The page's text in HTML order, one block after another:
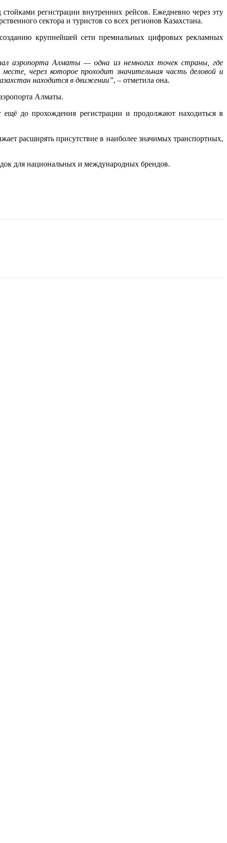
регистрации внутренних рейсов. Ежедневно через эту
сектора и туристов со всех регионов Казахстана.
крупнейшей сети премиальных цифровых рекламных
аэропорта Алматы — одна из немногих точек страны, где
через которое проходит значительная часть деловой и
находится в движении”, – отметила она.
Алматы.
до прохождения регистрации и продолжают находиться в
расширять присутствие в наиболее значимых транспортных,
для национальных и международных брендов.